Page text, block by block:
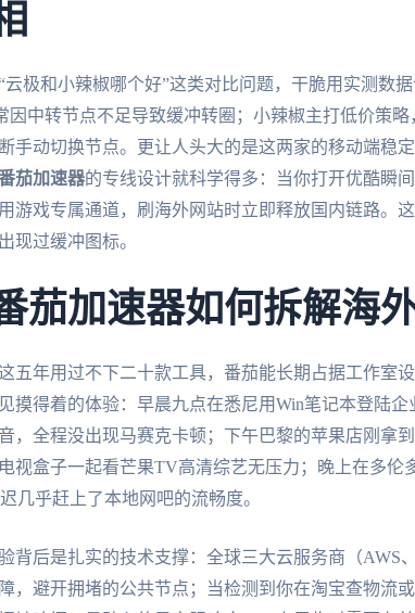
云极和小辣椒哪个好”这类对比问题，干脆用实测数
因中转节点不足导致缓冲转圈；小辣椒主打低价策
手动切换节点。更让人头大的是这两家的移动端稳
茄加速器的专线设计就科学得多：当你打开优酷瞬
游戏专属通道，刷海外网站时立即释放国内链路。
现过缓冲图标。
茄加速器如何拆解海
五年用过不下二十款工具，番茄能长期占据工作室
摸得着的体验：早晨九点在悉尼用Win笔记本登陆
，全程没出现马赛克卡顿；下午巴黎的苹果店刚拿
视盒子一起看芒果TV高清综艺无压力；晚上在多伦
几乎赶上了本地网吧的流畅度。
背后是扎实的技术支撑：全球三大云服务商（AWS
，避开拥堵的公共节点；当检测到你在淘宝查物流